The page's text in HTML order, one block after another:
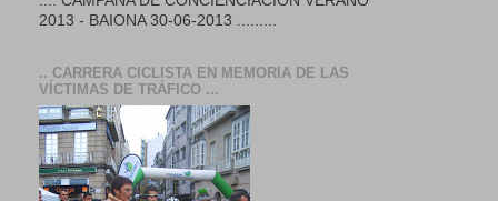
2013 - BAIONA 30-06-2013 .........
.. CARRERA CICLISTA EN MEMORIA DE LAS
VÍCTIMAS DE TRÁFICO ...